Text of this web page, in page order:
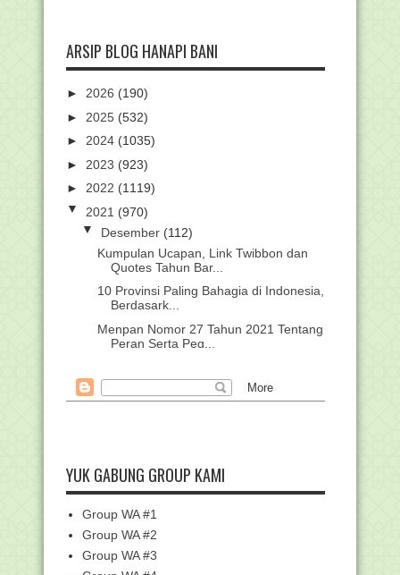
ARSIP BLOG HANAPI BANI
► 2026 (190)
► 2025 (532)
► 2024 (1035)
► 2023 (923)
► 2022 (1119)
▼ 2021 (970)
▼ Desember (112)
Kumpulan Ucapan, Link Twibbon dan
Quotes Tahun Bar...
10 Provinsi Paling Bahagia di Indonesia,
Berdasark...
Menpan Nomor 27 Tahun 2021 Tentang
Peran Serta Peg...
Afirmasi Tahun 2021
BDK Aceh dan Papua Terima Sertifikat
Beban Kerja Guru dan Linearitasi Guru
Pada Kurikul...
Bapakku, Guru Tempo Dulu by Lisna
Humaira
Berwisata ke Taman Sapana, Mengisi
Liburan Nayla d...
YUK GABUNG GROUP KAMI
Group WA #1
Group WA #2
Group WA #3